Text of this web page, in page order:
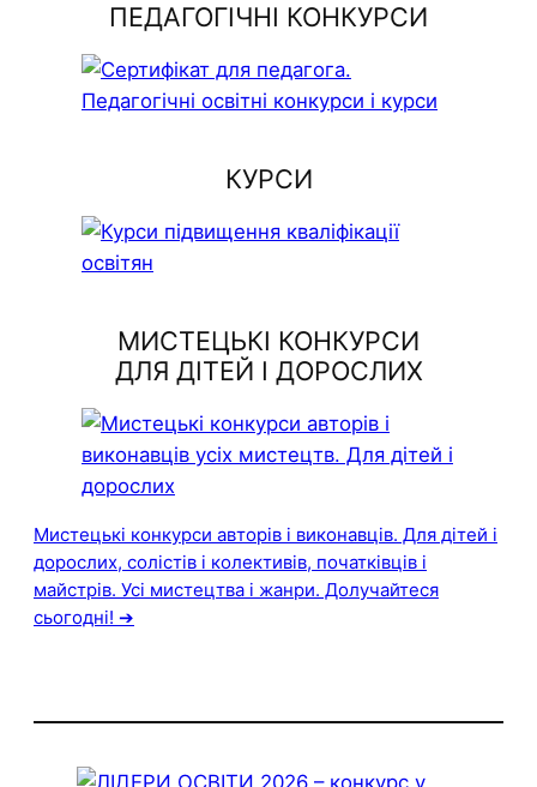
ПЕДАГОГІЧНІ КОНКУРСИ
КУРСИ
МИСТЕЦЬКІ КОНКУРСИ
ДЛЯ ДІТЕЙ І ДОРОСЛИХ
Мистецькі конкурси авторів і виконавців. Для дітей і
дорослих, солістів і колективів, початківців і
майстрів. Усі мистецтва і жанри. Долучайтеся
сьогодні! ➔